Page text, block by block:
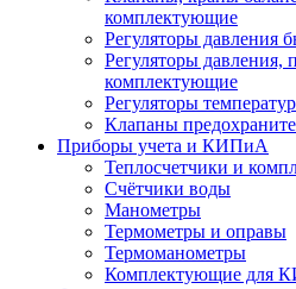
комплектующие
Регуляторы давления
Регуляторы давления,
комплектующие
Регуляторы
Клапаны
Приборы учета и КИПиА
Теплосчетчики и
Счётчики воды
Манометры
Термометры и оправы
Термоманометры
Комплектующие для